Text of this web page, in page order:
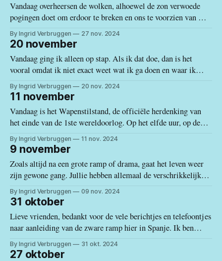
Vandaag overheersen de wolken, alhoewel de zon verwoede
pogingen doet om erdoor te breken en ons te voorzien van wat
warmte en vitamine D. Gisteren was het echter een topdagje.
Blauwe hemel van ’s morgens vroeg, onze geplande uitstap
By Ingrid Verbruggen 27 nov. 2024
20 november
Vandaag ging ik alleen op stap. Als ik dat doe, dan is het
vooral omdat ik niet exact weet wat ik ga doen en waar ik
overal terecht kom. De weersvoorspelling zag er veelbelovend
uit en het was hoog tijd dat ik nog eens een flinke wandeling
By Ingrid Verbruggen 20 nov. 2024
11 november
Vandaag is het Wapenstilstand, de officiële herdenking van
het einde van de 1ste wereldoorlog. Op het elfde uur, op de
elfde dag van de elfde maand. In slechts drie landen, nl.
België, Frankrijk en Servië is 11 november een officiële
goed
By Ingrid Verbruggen 11 nov. 2024
9 november
Zoals altijd na een grote ramp of drama, gaat het leven weer
zijn gewone gang. Jullie hebben allemaal de verschrikkelijke
beelden gezien van de verwoestingen aangericht door het
kolkende water. Gelukkig zijn er nadien ook enorme golven
om de getroffen dorpen
By Ingrid Verbruggen 09 nov. 2024
31 oktober
Lieve vrienden, bedankt voor de vele berichtjes en telefoontjes
naar aanleiding van de zware ramp hier in Spanje. Ik ben
veilig en wel. Andere dorpen en mensen hebben niet zoveel
geluk gehad en zullen nog lang met de gevolgen leven. Mijn
By Ingrid Verbruggen 31 okt. 2024
27 oktober